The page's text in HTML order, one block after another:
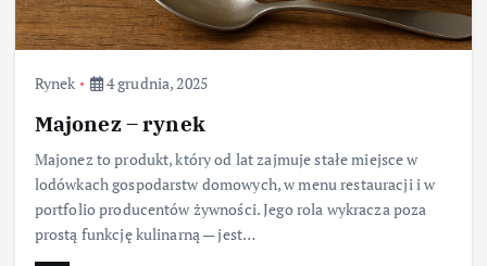
Rynek 4 grudnia, 2025
Majonez – rynek
Majonez to produkt, który od lat zajmuje stałe miejsce w
lodówkach gospodarstw domowych, w menu restauracji i w
portfolio producentów żywności. Jego rola wykracza poza
prostą funkcję kulinarną — jest…